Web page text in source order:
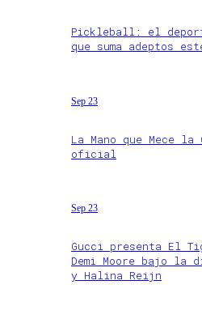
Pickleball: el
que suma adeptos
Sep 23
La Mano que Mece
oficial
Sep 23
Gucci presenta El
Demi Moore bajo la
y Halina Reijn